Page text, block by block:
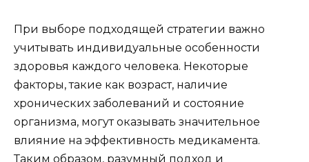
При выборе подходящей стратегии важно
учитывать индивидуальные особенности
здоровья каждого человека. Некоторые
факторы, такие как возраст, наличие
хронических заболеваний и состояние
организма, могут оказывать значительное
влияние на эффективность медикамента.
Таким образом, разумный подход и